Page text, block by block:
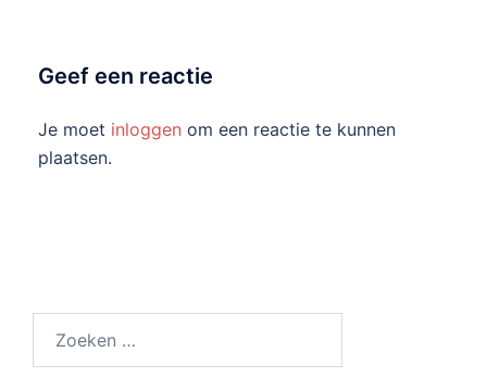
Geef een reactie
Je moet inloggen om een reactie te kunnen
plaatsen.